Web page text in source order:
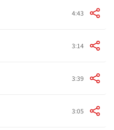
4:43
3:14
3:39
3:05